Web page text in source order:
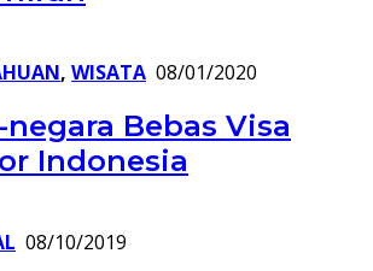
, WISATA 08/01/2020
Bebas Visa
Indonesia
08/10/2019